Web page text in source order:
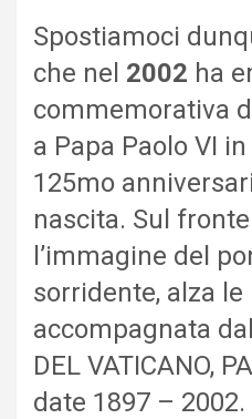
Spostiamoci
che nel 2002 ha
commemorativa
a Papa Paolo VI
125mo
nascita. Sul
l’immagine del
sorridente, alza le
accompagnata
DEL VATICANO,
date 1897 –